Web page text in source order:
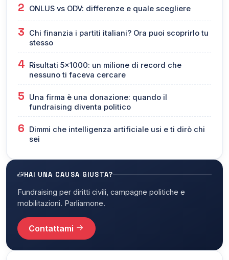
2 ONLUS vs ODV: differenze e quale scegliere
3
Chi finanzia i partiti italiani? Ora puoi scoprirlo tu
stesso
4 Risultati 5x1000: un milione di record che
nessuno ti faceva cercare
5
Una firma è una donazione: quando il
fundraising diventa politico
6
Dimmi che intelligenza artificiale usi e ti dirò chi
sei
HAI UNA CAUSA GIUSTA?
Fundraising per diritti civili, campagne politiche e
mobilitazioni. Parliamone.
Contattami